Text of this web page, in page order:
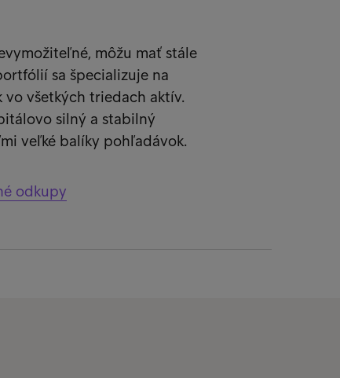
môžu mať stále
sa špecializuje na
všetkých triedach aktív.
silný a stabilný
veľké balíky pohľadávok.
odkupy